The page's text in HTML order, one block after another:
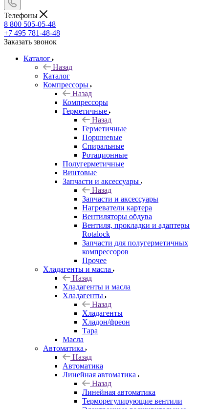
Телефоны
8 800 505-05-48
+7 495 781-48-48
Заказать звонок
Каталог
Назад
Каталог
Компрессоры
Назад
Компрессоры
Герметичные
Назад
Герметичные
Поршневые
Спиральные
Ротационные
Полугерметичные
Винтовые
Запчасти и аксессуары
Назад
Запчасти и аксессуары
Нагреватели картера
Вентиляторы обдува
Вентиля, прокладки и адаптеры
Rotalock
Запчасти для полугерметичных
компрессоров
Прочее
Хладагенты и масла
Назад
Хладагенты и масла
Хладагенты
Назад
Хладагенты
Хладон/фреон
Тара
Масла
Автоматика
Назад
Автоматика
Линейная автоматика
Назад
Линейная автоматика
Терморегулирующие вентили